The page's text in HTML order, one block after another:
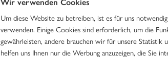
Rindfleisch mit Linsen und Hokkaidokürbis in
M, O
Um diese Website zu betreiben, ist es für uns
verwenden. Einige Cookies sind erforderlich, um die
gewährleisten, andere brauchen wir für unsere Statistik
helfen uns Ihnen nur die Werbung anzuzeigen, die Sie